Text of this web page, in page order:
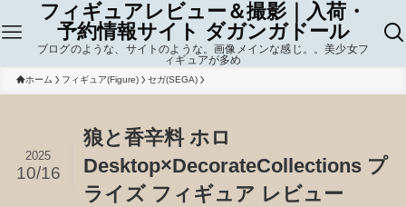
フィギュアレビュー＆撮影｜入荷・
予約情報サイト ダガンガドール
ブログのような、サイトのような。画像メインな感じ。。美少女フ
ィギュアが多め
ホーム フィギュア(Figure) セガ(SEGA)
狼と香辛料 ホロ
Desktop×DecorateCollections プ
ライズ フィギュア レビュー
2025
10/16